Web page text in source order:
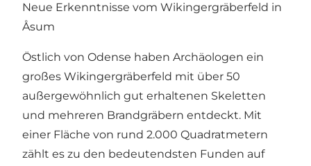
Neue Erkenntnisse vom Wikingergräberfeld in
Åsum
Östlich von Odense haben Archäologen ein
großes Wikingergräberfeld mit über 50
außergewöhnlich gut erhaltenen Skeletten
und mehreren Brandgräbern entdeckt. Mit
einer Fläche von rund 2.000 Quadratmetern
zählt es zu den bedeutendsten Funden auf